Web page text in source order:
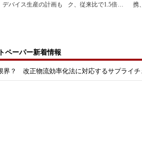
デバイス生産の計画も
ク、従来比で1.5倍の
携
ペーパー新着情報
界？ 改正物流効率化法に対応するサプライチ